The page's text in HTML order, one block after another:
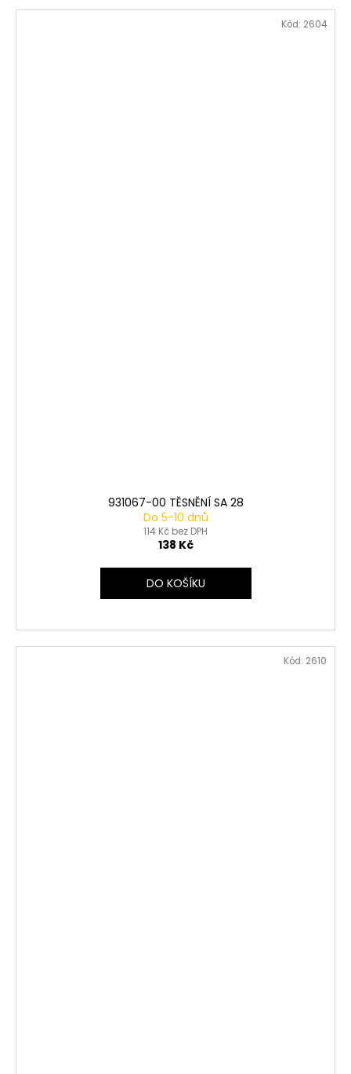
931067-00 TĚSNĚNÍ SA 28
Do 5-10 dnů
114 Kč bez DPH
138 Kč
DO KOŠÍKU
Kód: 2604
Kód: 2610